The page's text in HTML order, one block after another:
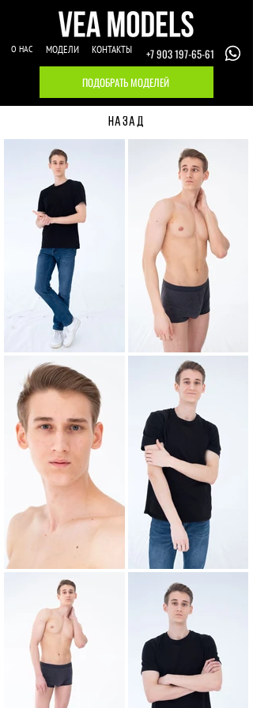
О НАС МОДЕЛИ КОНТАКТЫ
+7 903 197-65-61
ПОДОБРАТЬ МОДЕЛЕЙ
НАЗАД